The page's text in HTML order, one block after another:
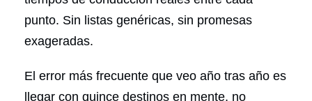
punto. Sin listas genéricas, sin promesas
exageradas.
El error más frecuente que veo año tras año es
llegar con quince destinos en mente, no